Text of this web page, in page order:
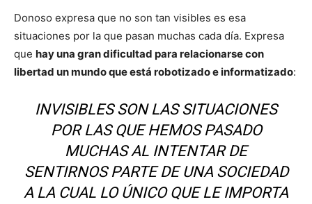
Donoso expresa que no son tan visibles es esa
situaciones por la que pasan muchas cada día. Expresa
que hay una gran dificultad para relacionarse con
libertad un mundo que está robotizado e informatizado:
INVISIBLES SON LAS SITUACIONES
POR LAS QUE HEMOS PASADO
MUCHAS AL INTENTAR DE
SENTIRNOS PARTE DE UNA SOCIEDAD
A LA CUAL LO ÚNICO QUE LE IMPORTA